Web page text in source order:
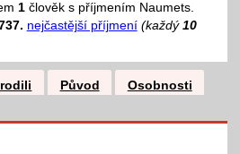
1člověk s příjmením Naumets.
nejčastější příjmení (každý 10
Původ
Osobnosti